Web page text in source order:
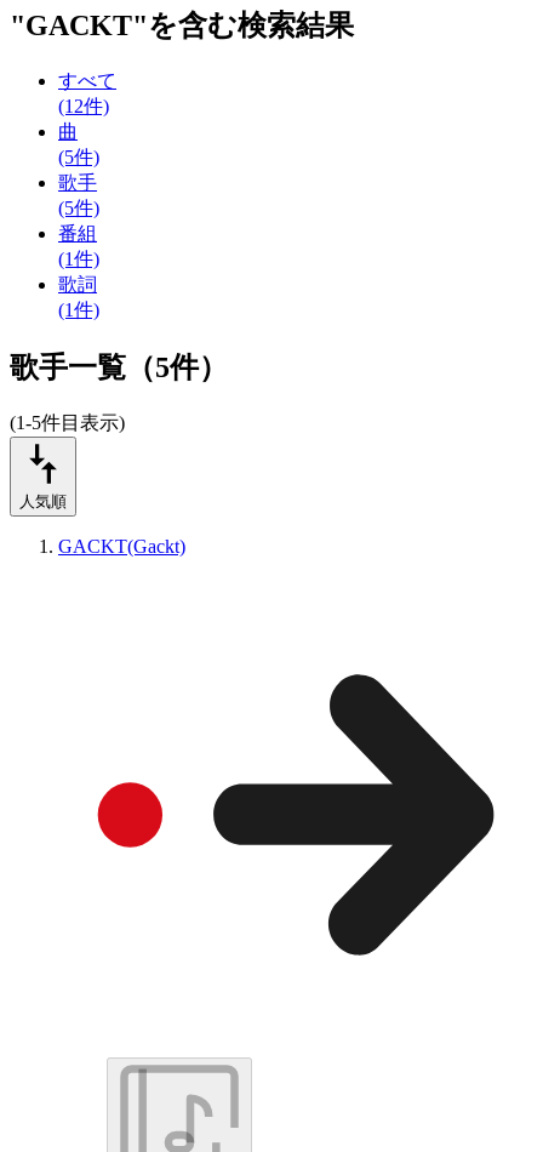
"GACKT"を含む検索結果
すべて
(12件)
曲
(5件)
歌手
(5件)
番組
(1件)
歌詞
(1件)
歌手一覧（5件）
(1-5件目表示)
人気順
GACKT(Gackt)